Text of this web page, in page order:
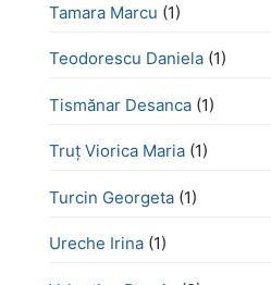
Tamara Marcu (1)
Teodorescu Daniela (1)
Tismănar Desanca (1)
Truț Viorica Maria (1)
Turcin Georgeta (1)
Ureche Irina (1)